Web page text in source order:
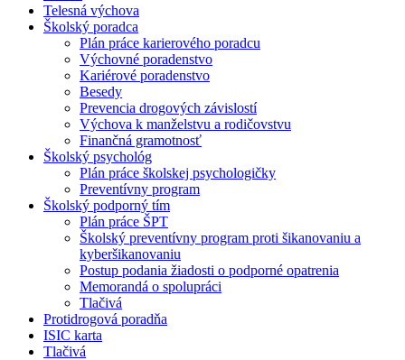
Telesná výchova
Školský poradca
Plán práce karierového poradcu
Výchovné poradenstvo
Kariérové poradenstvo
Besedy
Prevencia drogových závislostí
Výchova k manželstvu a rodičovstvu
Finančná gramotnosť
Školský psychológ
Plán práce školskej psychologičky
Preventívny program
Školský podporný tím
Plán práce ŠPT
Školský preventívny program proti šikanovaniu a
kyberšikanovaniu
Postup podania žiadosti o podporné opatrenia
Memorandá o spolupráci
Tlačivá
Protidrogová poradňa
ISIC karta
Tlačivá